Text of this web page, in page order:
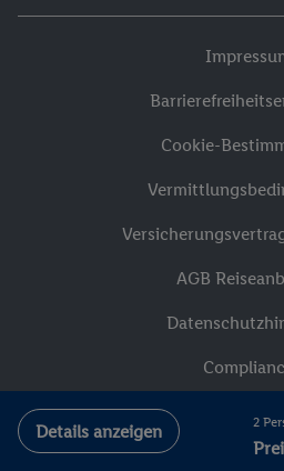
Details anzeigen 2
Cookie-
AGB